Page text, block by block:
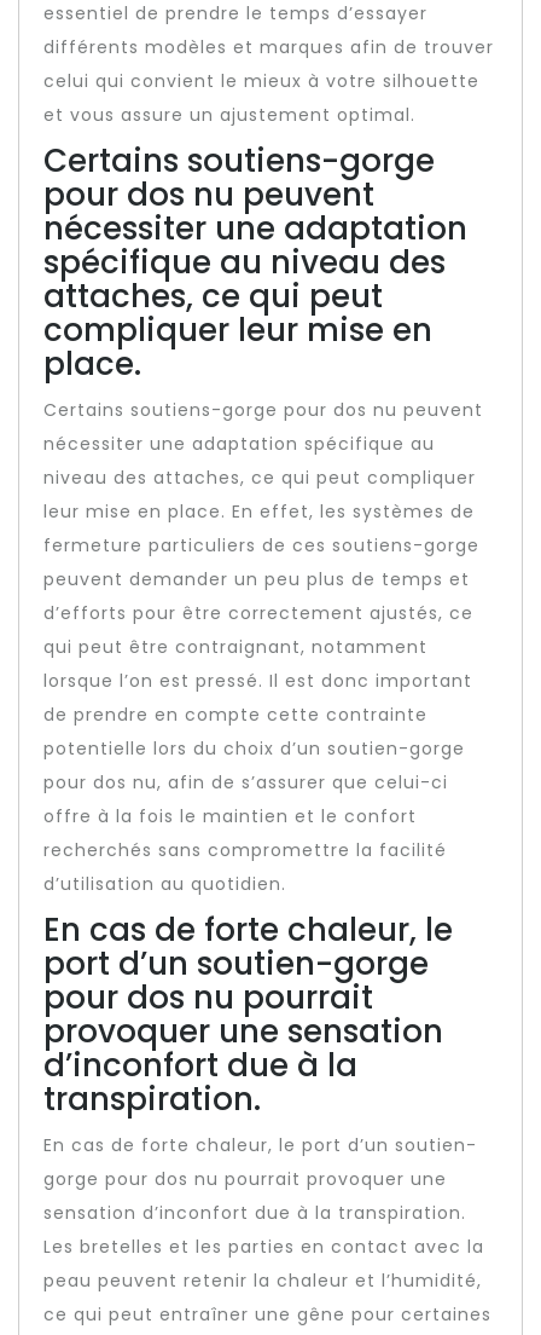
essentiel de prendre le temps d’essayer
différents modèles et marques afin de trouver
celui qui convient le mieux à votre silhouette
et vous assure un ajustement optimal.
Certains soutiens-gorge
pour dos nu peuvent
nécessiter une adaptation
spécifique au niveau des
attaches, ce qui peut
compliquer leur mise en
place.
Certains soutiens-gorge pour dos nu peuvent
nécessiter une adaptation spécifique au
niveau des attaches, ce qui peut compliquer
leur mise en place. En effet, les systèmes de
fermeture particuliers de ces soutiens-gorge
peuvent demander un peu plus de temps et
d’efforts pour être correctement ajustés, ce
qui peut être contraignant, notamment
lorsque l’on est pressé. Il est donc important
de prendre en compte cette contrainte
potentielle lors du choix d’un soutien-gorge
pour dos nu, afin de s’assurer que celui-ci
offre à la fois le maintien et le confort
recherchés sans compromettre la facilité
d’utilisation au quotidien.
En cas de forte chaleur, le
port d’un soutien-gorge
pour dos nu pourrait
provoquer une sensation
d’inconfort due à la
transpiration.
En cas de forte chaleur, le port d’un soutien-
gorge pour dos nu pourrait provoquer une
sensation d’inconfort due à la transpiration.
Les bretelles et les parties en contact avec la
peau peuvent retenir la chaleur et l’humidité,
ce qui peut entraîner une gêne pour certaines